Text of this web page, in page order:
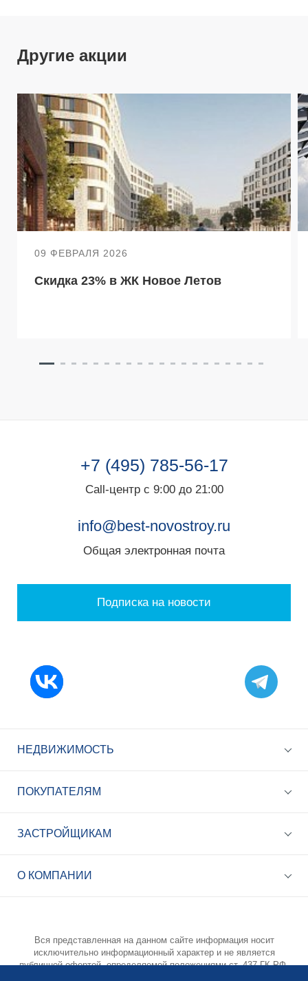
+7 (495) 785-56-17
Другие акции
09 ФЕВРАЛЯ 2026
Скидка 23% в ЖК Новое Летов
+7 (495) 785-56-17
Call-центр с 9:00 до 21:00
info@best-novostroy.ru
Общая электронная почта
Подписка на новости
НЕДВИЖИМОСТЬ
ПОКУПАТЕЛЯМ
ЗАСТРОЙЩИКАМ
О КОМПАНИИ
Вся представленная на данном сайте информация носит
исключительно информационный характер и не является
публичной офертой, определяемой положениями ст. 437 ГК РФ.